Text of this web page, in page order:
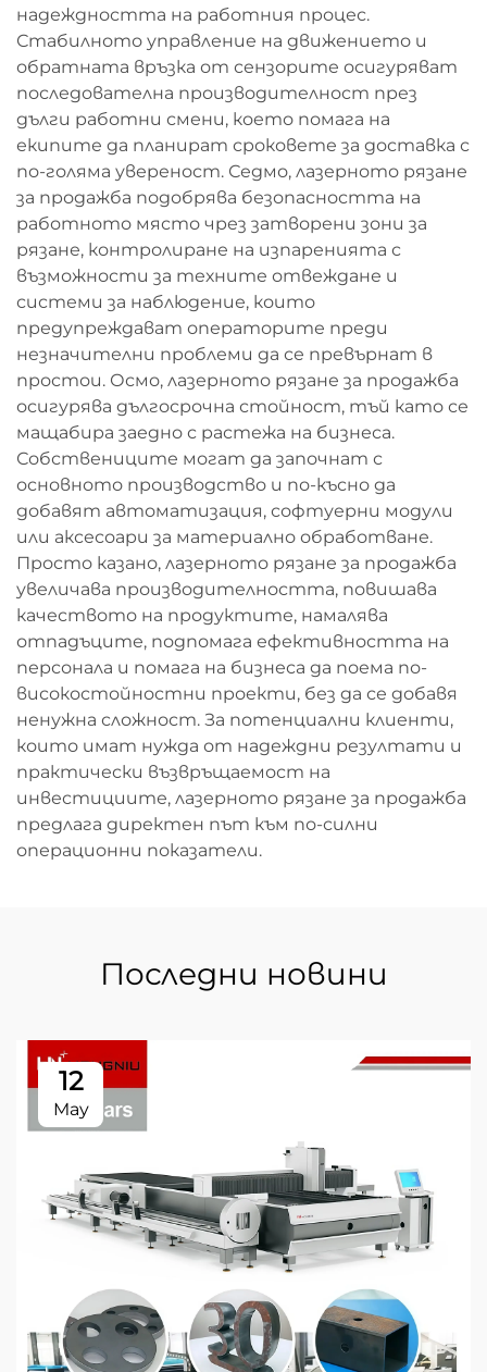
надеждността на работния процес.
Стабилното управление на движението и
обратната връзка от сензорите осигуряват
последователна производителност през
дълги работни смени, което помага на
екипите да планират сроковете за доставка с
по-голяма увереност. Седмо, лазерното рязане
за продажба подобрява безопасността на
работното място чрез затворени зони за
рязане, контролиране на изпаренията с
възможности за техните отвеждане и
системи за наблюдение, които
предупреждават операторите преди
незначителни проблеми да се превърнат в
простои. Осмо, лазерното рязане за продажба
осигурява дългосрочна стойност, тъй като се
мащабира заедно с растежа на бизнеса.
Собствениците могат да започнат с
основното производство и по-късно да
добавят автоматизация, софтуерни модули
или аксесоари за материално обработване.
Просто казано, лазерното рязане за продажба
увеличава производителността, повишава
качеството на продуктите, намалява
отпадъците, подпомага ефективността на
персонала и помага на бизнеса да поема по-
високостойностни проекти, без да се добавя
ненужна сложност. За потенциални клиенти,
които имат нужда от надеждни резултати и
практически възвръщаемост на
инвестициите, лазерното рязане за продажба
предлага директен път към по-силни
операционни показатели.
Последни новини
12
May